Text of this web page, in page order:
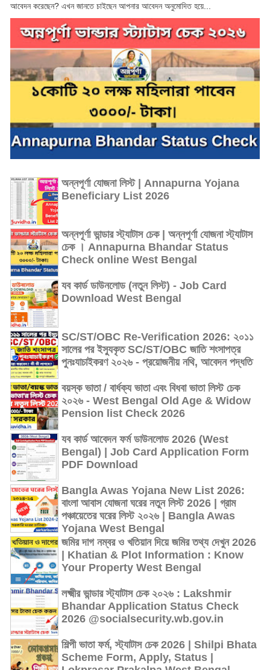
আবেদন করেছেন? এখন জানতে চাইছেন আপনার আবেদন অনুমোদিত হয়ে...
অন্নপূর্ণা যোজনা লিস্ট | Annapurna Yojana
Beneficiary List 2026
অন্নপূর্ণা ভান্ডার স্ট্যাটাস চেক | অন্নপূর্ণা যোজনা স্ট্যাটাস
চেক । Annapurna Bhandar Status
Check online West Bengal
যব কার্ড ডাউনলোড (নতুন লিস্ট) - Job Card
Download West Bengal
SC/ST/OBC Re-Verification 2026: ২০১১
সালের পর ইস্যুকৃত SC/ST/OBC জাতি শংসাপত্র
পুনঃযাচাইকরণ ২০২৬ - প্রয়োজনীয় নথি, আবেদন পদ্ধতি
বয়স্ক ভাতা / বার্ধক্য ভাতা এবং বিধবা ভাতা লিস্ট চেক
২০২৬ - West Bengal Old Age & Widow
Pension list Check 2026
যব কার্ড আবেদন ফর্ম ডাউনলোড 2026 (West
Bengal) | Job Card Application Form
PDF Download
Bangla Awas Yojana New List 2026:
বাংলা আবাস যোজনা ঘরের নতুন লিস্ট 2026 | গ্রাম
পঞ্চায়েতের ঘরের লিস্ট ২০২৬ | Bangla Awas
Yojana West Bengal
জমির দাগ নম্বর ও খতিয়ান দিয়ে জমির তথ্য দেখুন 2026
| Khatian & Plot Information : Know
Your Property West Bengal
লক্ষ্মীর ভান্ডার স্ট্যাটাস চেক ২০২৬ : Lakshmir
Bhandar Application Status Check
2026 @socialsecurity.wb.gov.in
শিল্পী ভাতা ফর্ম, স্ট্যাটাস চেক 2026 | Shilpi Bhata
Scheme Form, Apply, Status |